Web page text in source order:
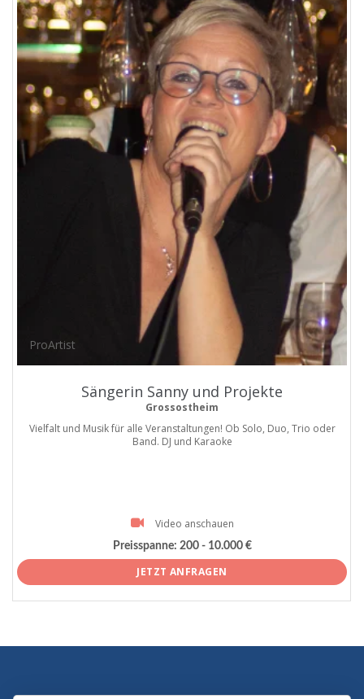
ProArtist
Sängerin Sanny und Projekte
Grossostheim
Vielfalt und Musik für alle Veranstaltungen! Ob Solo, Duo, Trio oder
Band. DJ und Karaoke
Video anschauen
Preisspanne: 200 - 10.000 €
JETZT ANFRAGEN